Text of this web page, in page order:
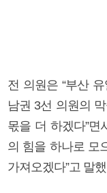
전 의원은 “부산
남권 3선 의원의
몫을 더 하겠다”면
의 힘을 하나로 모
가져오겠다”고 말